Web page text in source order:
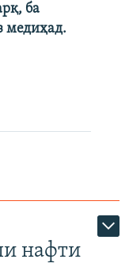
ба
медиҳад.
нафти